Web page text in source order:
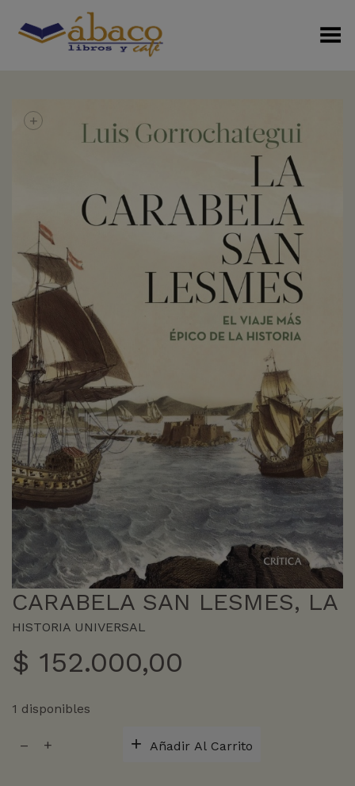
Menú Alterno
+
CARABELA SAN LESMES, LA
HISTORIA UNIVERSAL
$ 152.000,00
1 disponibles
SAN
Añadir Al Carrito